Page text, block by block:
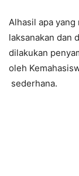
Alhasil apa
laksanakan dan
dilakukan
oleh
sederhana.